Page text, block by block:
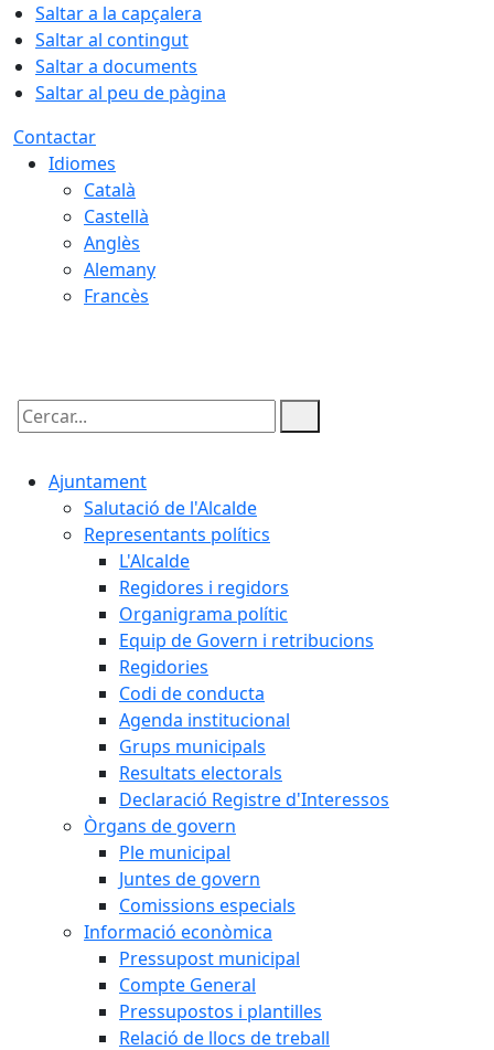
Saltar a la capçalera
Saltar al contingut
Saltar a documents
Saltar al peu de pàgina
Contactar
Idiomes
Català
Castellà
Anglès
Alemany
Francès
Cercar:
Ajuntament
Salutació de l'Alcalde
Representants polítics
L'Alcalde
Regidores i regidors
Organigrama polític
Equip de Govern i retribucions
Regidories
Codi de conducta
Agenda institucional
Grups municipals
Resultats electorals
Declaració Registre d'Interessos
Òrgans de govern
Ple municipal
Juntes de govern
Comissions especials
Informació econòmica
Pressupost municipal
Compte General
Pressupostos i plantilles
Relació de llocs de treball